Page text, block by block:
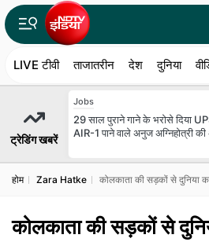
LIVE टीवी ताजातरीन देश दुनिया
ट्रेडिंग खबरें
Jobs
29 साल पुराने गाने के भरोसे दिया
AIR-1 पाने वाले अनुज अग्निहोत्री की
होम Zara Hatke कोलकाता की सड़कों से दुनिया
कोलकाता की सड़कों से